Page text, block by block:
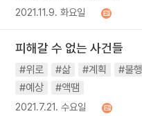
2021.11.9. 화요일
피해갈 수 없는 사건들
#위로 #삶 #계획 #불행
#예상
#액땜
2021.7.21. 수요일